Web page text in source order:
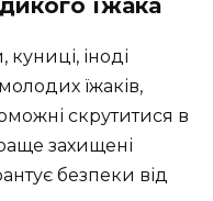
їжака
іноді
їжаків,
скрутитися в
захищені
безпеки від